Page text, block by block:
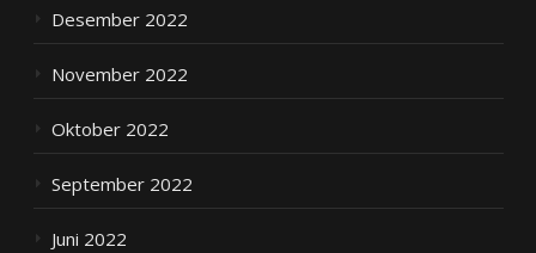
Desember 2022
November 2022
Oktober 2022
September 2022
Juni 2022